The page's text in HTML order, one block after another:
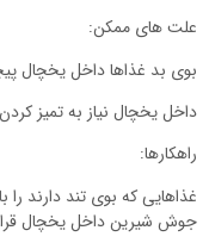
علت های ممکن:
بوی بد غذاها داخل یخچال
داخل یخچال نیاز به تمیز
راهکارها:
غذاهایی که بوی تند دارند
جوش شیرین داخل یخچال